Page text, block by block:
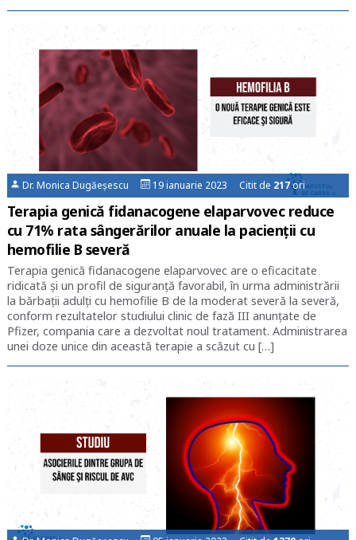
Dr. Monica Dugăeșescu 19 ianuarie 2023 Citit de 217ori
Terapia genică fidanacogene elaparvovec reduce
cu 71% rata sângerărilor anuale la pacienții cu
hemofilie B severă
Terapia genică fidanacogene elaparvovec are o eficacitate
ridicată şi un profil de siguranţă favorabil, în urma administrării
la bărbaţii adulţi cu hemofilie B de la moderat severă la severă,
conform rezultatelor studiului clinic de fază III anunţate de
Pfizer, compania care a dezvoltat noul tratament. Administrarea
unei doze unice din această terapie a scăzut cu […]